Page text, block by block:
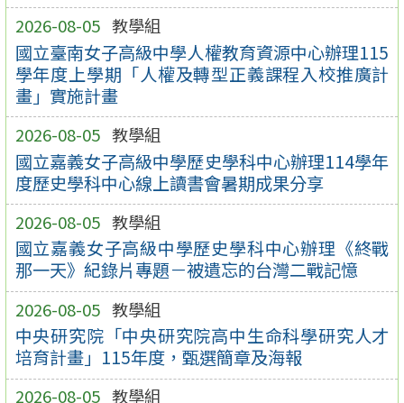
2026-08-05 教學組
國立臺南女子高級中學人權教育資源中心辦理115
學年度上學期「人權及轉型正義課程入校推廣計
畫」實施計畫
2026-08-05 教學組
國立嘉義女子高級中學歷史學科中心辦理114學年
度歷史學科中心線上讀書會暑期成果分享
2026-08-05 教學組
國立嘉義女子高級中學歷史學科中心辦理《終戰
那一天》紀錄片專題－被遺忘的台灣二戰記憶
2026-08-05 教學組
中央研究院「中央研究院高中生命科學研究人才
培育計畫」115年度，甄選簡章及海報
2026-08-05 教學組